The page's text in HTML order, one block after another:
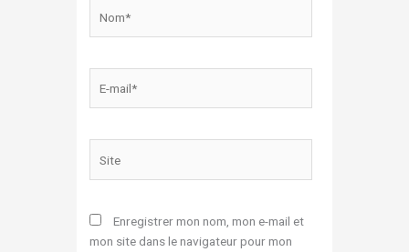
mail*
Enregistrer mon nom, mon e-mail et
mon site dans le navigateur pour mon